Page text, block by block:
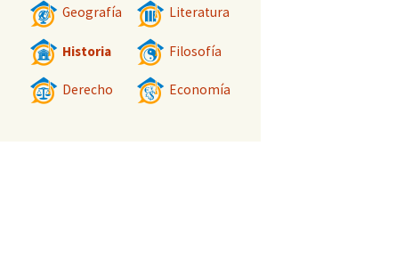
Geografía Literatura
Historia Filosofía
Derecho Economía